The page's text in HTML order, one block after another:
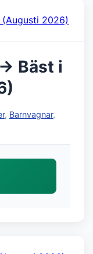
Bäst i
, Barnvagnar,